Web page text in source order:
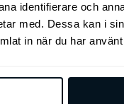
identifierare och
med. Dessa kan i
in när du har